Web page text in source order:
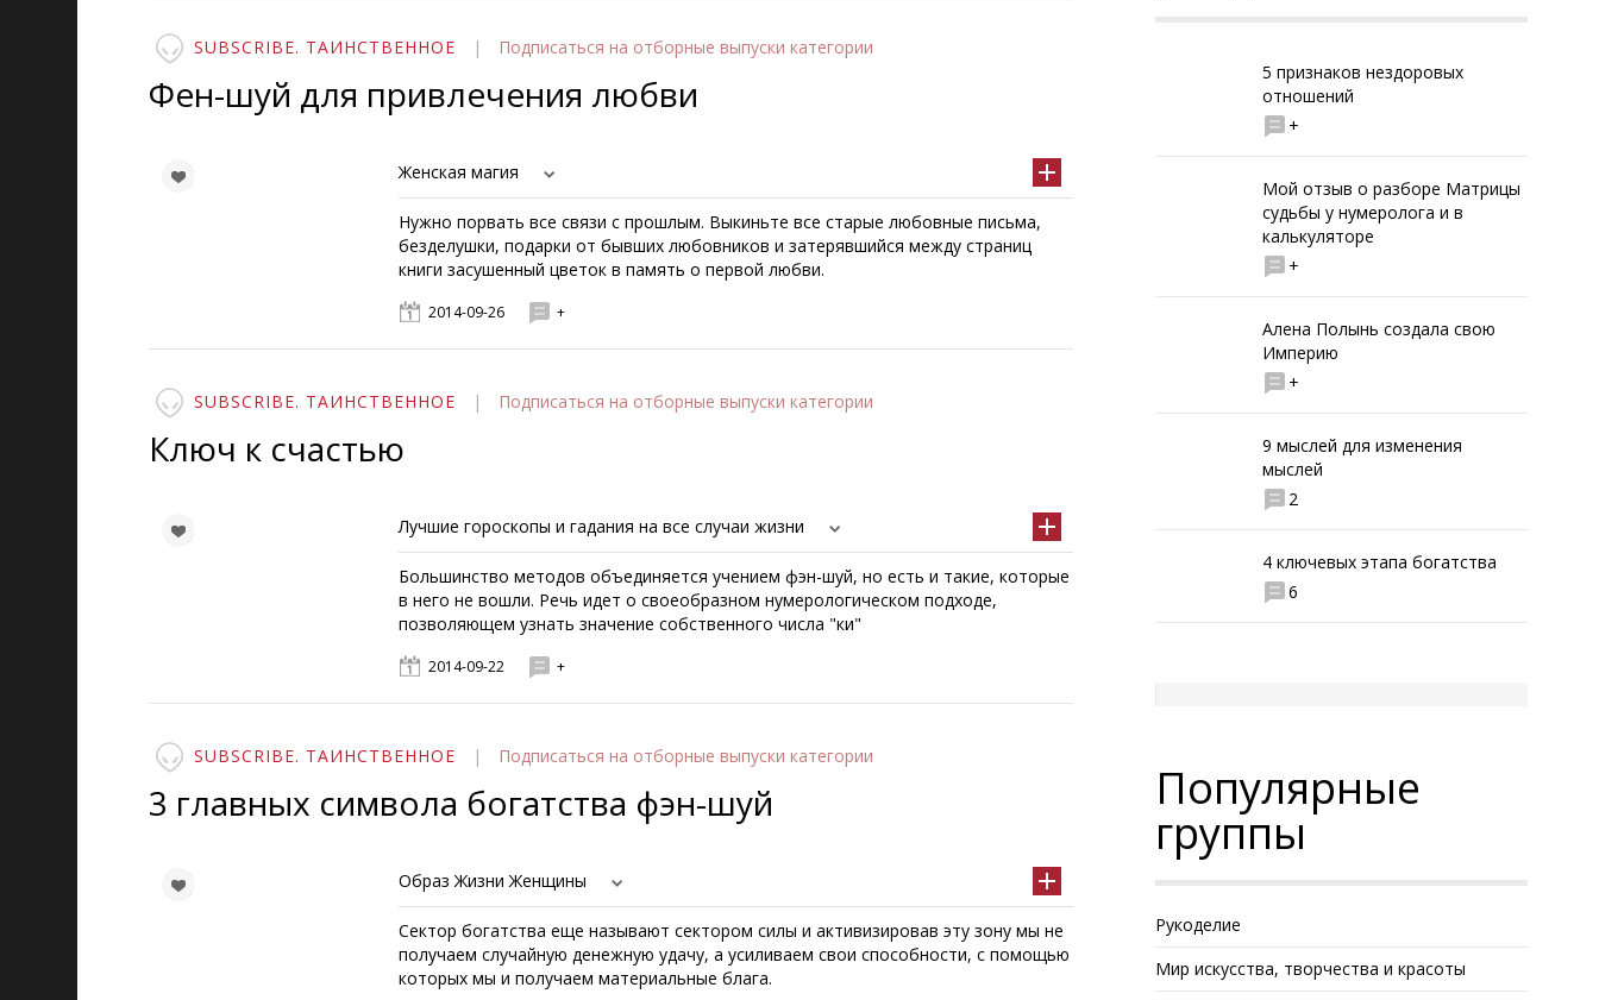
SUBSCRIBE. ТАИНСТВЕННОЕ | Подписаться на отборные выпуски категории
Фен-шуй для привлечения любви
Женская магия
Нужно порвать все связи с прошлым. Выкиньте все старые любовные письма,
безделушки, подарки от бывших любовников и затерявшийся между страниц
книги засушенный цветок в память о первой любви.
2014-09-26 +
SUBSCRIBE. ТАИНСТВЕННОЕ | Подписаться на отборные выпуски категории
Ключ к счастью
Лучшие гороскопы и гадания на все случаи жизни
Большинство методов объединяется учением фэн-шуй, но есть и такие, которые
в него не вошли. Речь идет о своеобразном нумерологическом подходе,
позволяющем узнать значение собственного числа "ки"
2014-09-22 +
SUBSCRIBE. ТАИНСТВЕННОЕ | Подписаться на отборные выпуски категории
3 главных символа богатства фэн-шуй
Образ Жизни Женщины
Сектор богатства еще называют сектором силы и активизировав эту зону мы не
получаем случайную денежную удачу, а усиливаем свои способности, с помощью
которых мы и получаем материальные блага.
5 признаков нездоровых
отношений
+
Мой отзыв о разборе Матрицы
судьбы у нумеролога и в
калькуляторе
+
Алена Полынь создала свою
Империю
+
9 мыслей для изменения
мыслей
2
4 ключевых этапа богатства
6
Популярные
группы
Рукоделие
Мир искусства, творчества и красоты